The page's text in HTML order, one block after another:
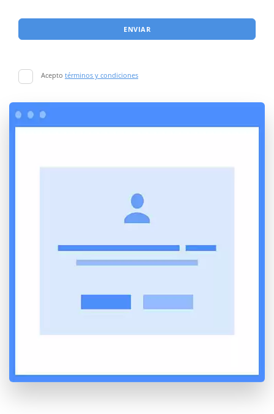
ENVIAR
Acepto términos y condiciones